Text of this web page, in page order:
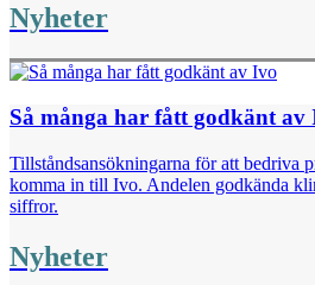
Nyheter
Så många har fått godkänt av
Tillståndsansökningarna för att bedriva
komma in till Ivo. Andelen godkända
siffror.
Nyheter